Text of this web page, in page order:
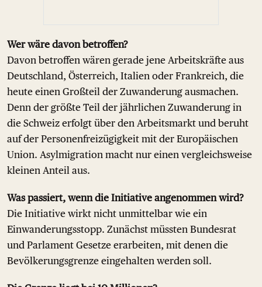
Wer wäre davon betroffen?
Davon betroffen wären gerade jene Arbeitskräfte aus
Deutschland, Österreich, Italien oder Frankreich, die
heute einen Großteil der Zuwanderung ausmachen.
Denn der größte Teil der jährlichen Zuwanderung in
die Schweiz erfolgt über den Arbeitsmarkt und beruht
auf der Personenfreizügigkeit mit der Europäischen
Union. Asylmigration macht nur einen vergleichsweise
kleinen Anteil aus.
Was passiert, wenn die Initiative angenommen wird?
Die Initiative wirkt nicht unmittelbar wie ein
Einwanderungsstopp. Zunächst müssten Bundesrat
und Parlament Gesetze erarbeiten, mit denen die
Bevölkerungsgrenze eingehalten werden soll.